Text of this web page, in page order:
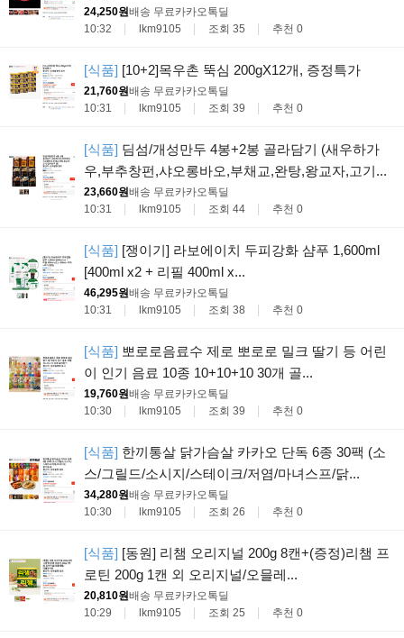
24,250원배송 무료카카오톡딜
10:32
lkm9105 조회 35 추천 0
[식품] [10+2]목우촌 뚝심 200gX12개, 증정특가
21,760원배송 무료카카오톡딜
10:31
lkm9105 조회 39 추천 0
[식품] 딤섬/개성만두 4봉+2봉 골라담기 (새우하가
우,부추창펀,샤오롱바오,부채교,완탕,왕교자,고기...
23,660원배송 무료카카오톡딜
10:31
lkm9105 조회 44 추천 0
[식품] [쟁이기] 라보에이치 두피강화 샴푸 1,600ml
[400ml x2 + 리필 400ml x...
46,295원배송 무료카카오톡딜
10:31
lkm9105 조회 38 추천 0
[식품] 뽀로로음료수 제로 뽀로로 밀크 딸기 등 어린
이 인기 음료 10종 10+10+10 30개 골...
19,760원배송 무료카카오톡딜
10:30
lkm9105 조회 39 추천 0
[식품] 한끼통살 닭가슴살 카카오 단독 6종 30팩 (소
스/그릴드/소시지/스테이크/저염/마녀스프/닭...
34,280원배송 무료카카오톡딜
10:30
lkm9105 조회 26 추천 0
[식품] [동원] 리챔 오리지널 200g 8캔+(증정)리챔 프
로틴 200g 1캔 외 오리지널/오믈레...
20,810원배송 무료카카오톡딜
10:29
lkm9105 조회 25 추천 0